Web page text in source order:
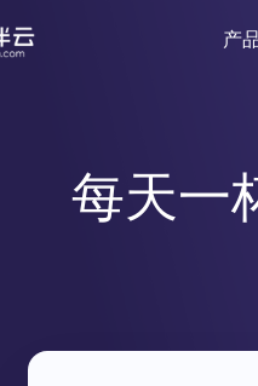
产
每天一